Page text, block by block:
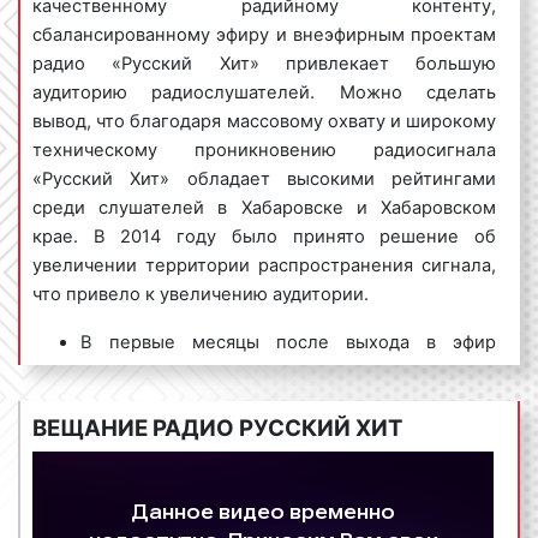
Радио «Русский Хит» очень популярно среди
рекламодателей в Хабаровске и Хабаровском крае.
Многие рекламодатели на постоянной основе
размещают рекламные ролики именно на частотах
«Русского Хита».
Виды рекламных роликов на радио
Русский Хит в Хабаровске
Рекламные ролики на радио «Русский хит» в
Хабаровске бывают следующих видов:
– текст, который читает диктор или
несколько ведущих. Спотовый ролик может быть
обязательным. Однако наличие музыки
Реклама на
радио
Радио
камеди
Город
Реклама на
радио
Детское
радио
1
радио
Новое радио
качественному радийному контенту,
сбалансированному эфиру и внеэфирным проектам
радио «Русский Хит» привлекает большую
аудиторию радиослушателей. Можно сделать
вывод, что благодаря массовому охвату и широкому
техническому проникновению радиосигнала
«Русский Хит» обладает высокими рейтингами
среди слушателей в Хабаровске и Хабаровском
крае. В 2014 году было принято решение об
увеличении территории распространения сигнала,
что привело к увеличению аудитории.
В первые месяцы после выхода в эфир
радиостанцию слушали порядка 5 тыс.
человек на различных сайтах, в каталогах и
мобильных приложениях. Ежедневная
аудитория радиостанции «Русский Хит» в
Ежемесячная – более 400 тыс. человек.
ВЕЩАНИЕ РАДИО РУССКИЙ ХИТ